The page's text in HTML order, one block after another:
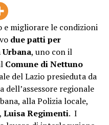
Turistica – afferma il
una risposta
territorio nel periodo
a disposizione di
e migliorare le condizioni
due patti per
, uno con il
Comune di Nettuno
del Lazio presieduta da
dell’assessore regionale
alla Polizia locale,
Luisa Regimenti. I